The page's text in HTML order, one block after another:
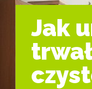
Jak